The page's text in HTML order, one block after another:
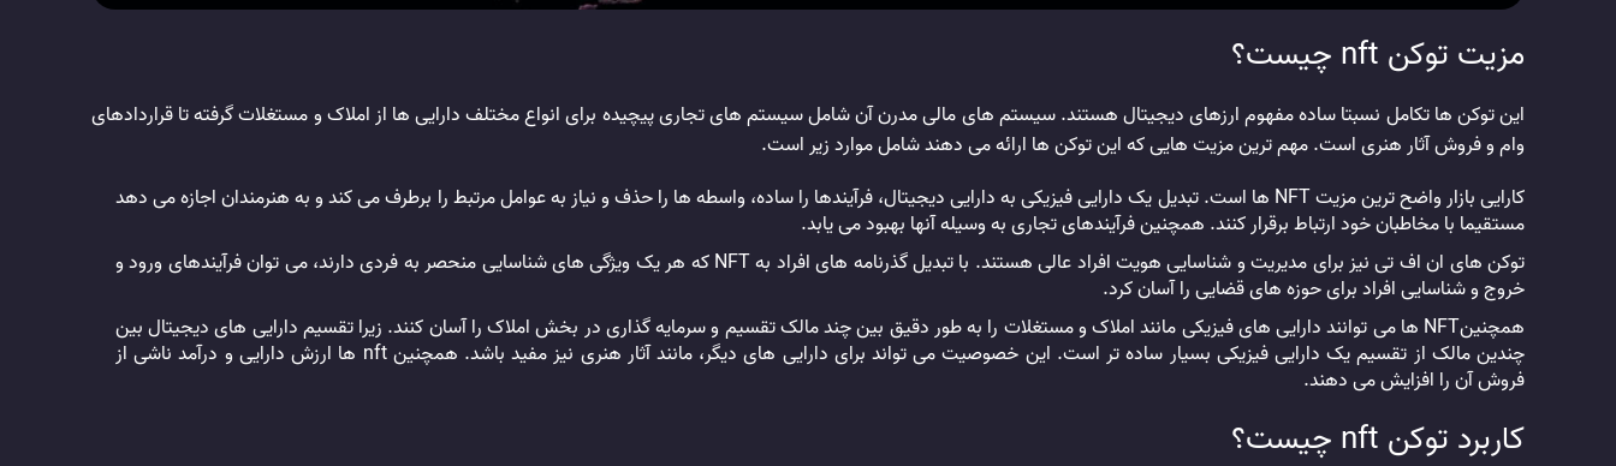
مزیت توکن nft چیست؟
این توکن ها تکامل نسبتا ساده مفهوم ارزهای دیجیتال هستند. سیستم‌ های مالی مدرن آن شامل سیستم ‌های تجاری پیچیده برای انواع مختلف دارایی ها از املاک و مستغلات گرفته تا قراردادهای
وام و فروش آثار هنری است. مهم ترین مزیت هایی که این توکن ها ارائه می دهند شامل موارد زیر است.
کارایی بازار واضح ترین مزیت NFT ها است. تبدیل یک دارایی فیزیکی به دارایی دیجیتال، فرآیندها را ساده، واسطه ها را حذف و نیاز به عوامل مرتبط را برطرف می کند و به هنرمندان اجازه می دهد
مستقیما با مخاطبان خود ارتباط برقرار کنند. همچنین فرآیندهای تجاری به وسیله آنها بهبود می یابد.
توکن های ان اف تی نیز برای مدیریت و شناسایی هویت افراد عالی هستند. با تبدیل گذرنامه های افراد به NFT که هر یک ویژگی های شناسایی منحصر به فردی دارند، می توان فرآیندهای ورود و
خروج و شناسایی افراد برای حوزه های قضایی را آسان کرد.
همچنینNFT ها می توانند دارایی های فیزیکی مانند املاک و مستغلات را به طور دقیق بین چند مالک تقسیم و سرمایه گذاری در بخش املاک را آسان کنند. زیرا تقسیم دارایی های دیجیتال بین
چندین مالک از تقسیم یک دارایی فیزیکی بسیار ساده تر است. این خصوصیت می تواند برای دارایی های دیگر، مانند آثار هنری نیز مفید باشد. همچنین nft ها ارزش دارایی و درآمد ناشی از
فروش آن را افزایش می دهند.
کاربرد توکن nft چیست؟